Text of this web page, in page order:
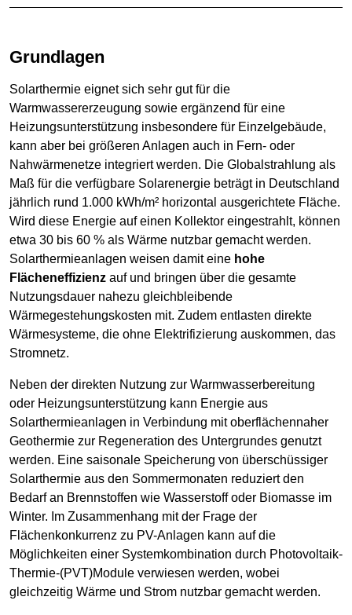
Grundlagen
Solarthermie eignet sich sehr gut für die
Warmwassererzeugung sowie ergänzend für eine
Heizungsunterstützung insbesondere für Einzelgebäude,
kann aber bei größeren Anlagen auch in Fern- oder
Nahwärmenetze integriert werden. Die Globalstrahlung als
Maß für die verfügbare Solarenergie beträgt in Deutschland
jährlich rund 1.000 kWh/m² horizontal ausgerichtete Fläche.
Wird diese Energie auf einen Kollektor eingestrahlt, können
etwa 30 bis 60 % als Wärme nutzbar gemacht werden.
Solarthermieanlagen weisen damit eine hohe
Flächeneffizienz auf und bringen über die gesamte
Nutzungsdauer nahezu gleichbleibende
Wärmegestehungskosten mit. Zudem entlasten direkte
Wärmesysteme, die ohne Elektrifizierung auskommen, das
Stromnetz.
Neben der direkten Nutzung zur Warmwasserbereitung
oder Heizungsunterstützung kann Energie aus
Solarthermieanlagen in Verbindung mit oberflächennaher
Geothermie zur Regeneration des Untergrundes genutzt
werden. Eine saisonale Speicherung von überschüssiger
Solarthermie aus den Sommermonaten reduziert den
Bedarf an Brennstoffen wie Wasserstoff oder Biomasse im
Winter. Im Zusammenhang mit der Frage der
Flächenkonkurrenz zu PV-Anlagen kann auf die
Möglichkeiten einer Systemkombination durch Photovoltaik-
Thermie-(PVT)Module verwiesen werden, wobei
gleichzeitig Wärme und Strom nutzbar gemacht werden.